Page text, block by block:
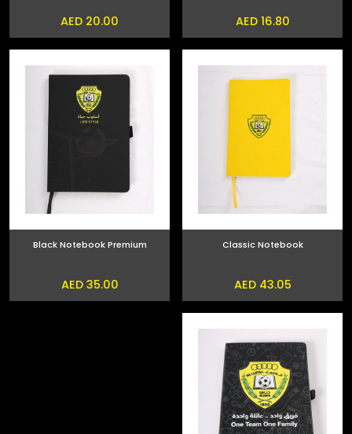
AED 16.80
AED 20.00
Classic Notebook
AED 43.05
Black Notebook Premium
AED 35.00